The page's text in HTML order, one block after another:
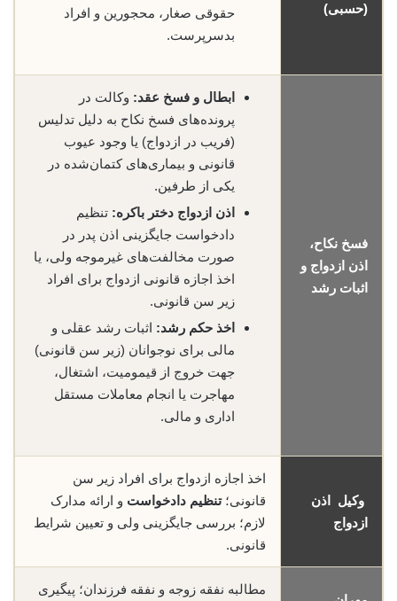
(حسبی)
حقوقی صغار، محجورین و افراد
بدسرپرست.
فسخ نکاح،
اذن ازدواج و
اثبات رشد
ابطال و فسخ عقد: وکالت در
پرونده‌های فسخ نکاح به دلیل تدلیس
(فریب در ازدواج) یا وجود عیوب
قانونی و بیماری‌های کتمان‌شده در
یکی از طرفین.
اذن ازدواج دختر باکره: تنظیم
دادخواست جایگزینی اذن پدر در
صورت مخالفت‌های غیرموجه ولی، یا
اخذ اجازه قانونی ازدواج برای افراد
زیر سن قانونی.
اخذ حکم رشد: اثبات رشد عقلی و
مالی برای نوجوانان (زیر سن قانونی)
جهت خروج از قیمومیت، اشتغال،
مهاجرت یا انجام معاملات مستقل
اداری و مالی.
وکیل اذن
ازدواج
اخذ اجازه ازدواج برای افراد زیر سن
قانونی؛تنظیم دادخواست و ارائه مدارک
لازم؛ بررسی جایگزینی ولی و تعیین شرایط
قانونی.
مطالبه نفقه زوجه و نفقه فرزندان؛ پیگیری